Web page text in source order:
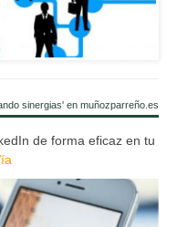
sinergias' en muñozparreño.es
de forma eficaz en tu